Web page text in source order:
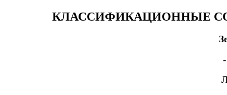
КЛАССИФИКАЦИОННЫЕ